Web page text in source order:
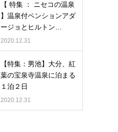
【 特集 ： ニセコの温泉
】温泉付ペンションアダ
ージョとヒルトン…
2020.12.31
【特集：男池】大分、紅
葉の宝泉寺温泉に泊まる
１泊２日
2020.12.31